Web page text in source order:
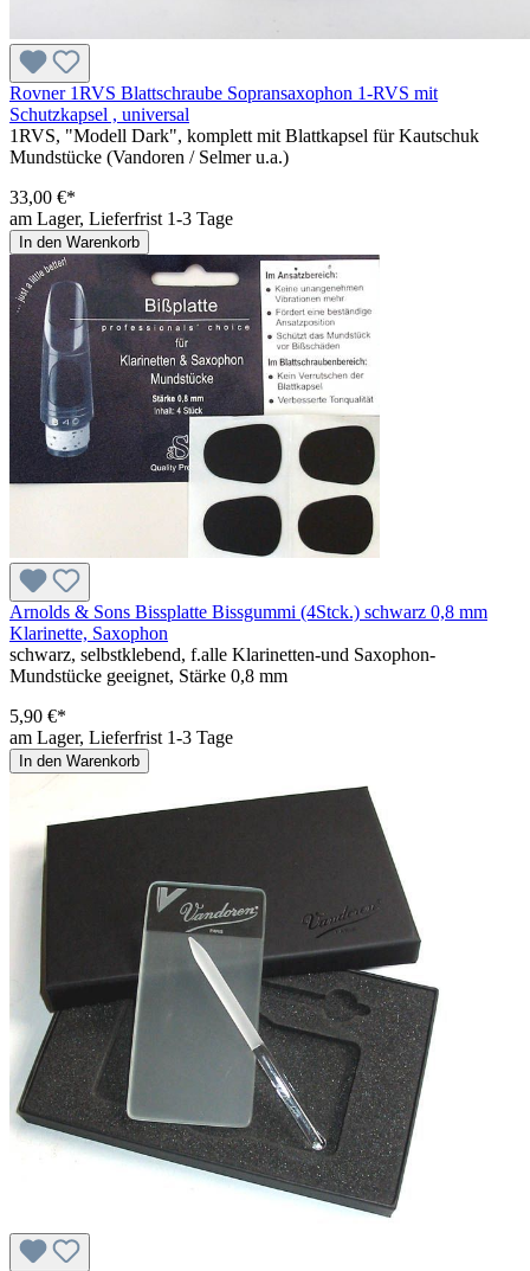
Rovner 1RVS Blattschraube Sopransaxophon 1-RVS mit
Schutzkapsel , universal
1RVS, "Modell Dark", komplett mit Blattkapsel für Kautschuk
Mundstücke (Vandoren / Selmer u.a.)
33,00 €*
am Lager, Lieferfrist 1-3 Tage
In den Warenkorb
Arnolds & Sons Bissplatte Bissgummi (4Stck.) schwarz 0,8 mm
Klarinette, Saxophon
schwarz, selbstklebend, f.alle Klarinetten-und Saxophon-
Mundstücke geeignet, Stärke 0,8 mm
5,90 €*
am Lager, Lieferfrist 1-3 Tage
In den Warenkorb